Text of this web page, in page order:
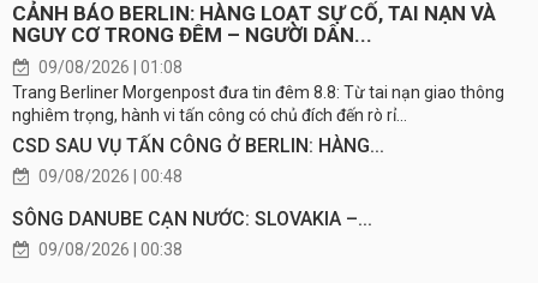
CẢNH BÁO BERLIN: HÀNG LOẠT SỰ CỐ, TAI NẠN VÀ
NGUY CƠ TRONG ĐÊM – NGƯỜI DÂN...
09/08/2026 | 01:08
Trang Berliner Morgenpost đưa tin đêm 8.8: Từ tai nạn giao thông
nghiêm trọng, hành vi tấn công có chủ đích đến rò rỉ...
CSD SAU VỤ TẤN CÔNG Ở BERLIN: HÀNG...
09/08/2026 | 00:48
SÔNG DANUBE CẠN NƯỚC: SLOVAKIA –...
09/08/2026 | 00:38